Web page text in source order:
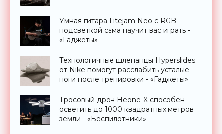
Умная гитара Litejam Neo с RGB-
подсветкой сама научит вас играть -
«Гаджеты»
Технологичные шлепанцы Hyperslides
от Nike помогут расслабить усталые
ноги после тренировки - «Гаджеты»
Тросовый дрон Heone-X способен
осветить до 1000 квадратных метров
земли - «Беспилотники»